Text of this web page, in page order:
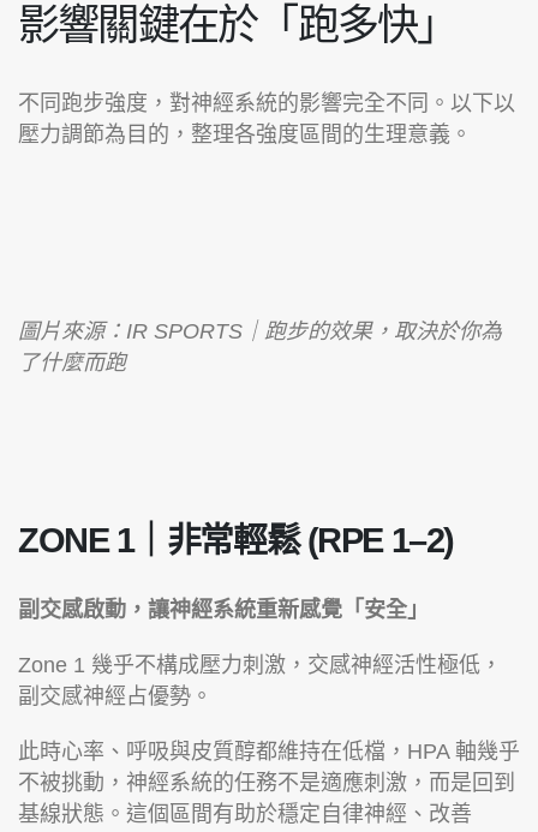
影響關鍵在於「跑多快」
不同跑步強度，對神經系統的影響完全不同。以下以
壓力調節為目的，整理各強度區間的生理意義。
圖片來源：IR SPORTS｜跑步的效果，取決於你為
了什麼而跑
ZONE 1｜非常輕鬆 (RPE 1–2)
副交感啟動，讓神經系統重新感覺「安全」
Zone 1 幾乎不構成壓力刺激，交感神經活性極低，
副交感神經占優勢。
此時心率、呼吸與皮質醇都維持在低檔，HPA 軸幾乎
不被挑動，神經系統的任務不是適應刺激，而是回到
基線狀態。這個區間有助於穩定自律神經、改善